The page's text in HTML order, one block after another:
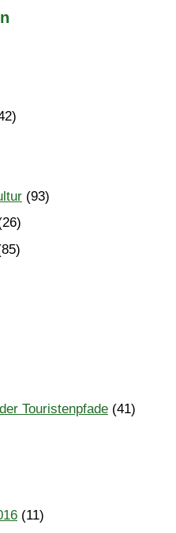
(93)
Touristenpfade (41)
(11)